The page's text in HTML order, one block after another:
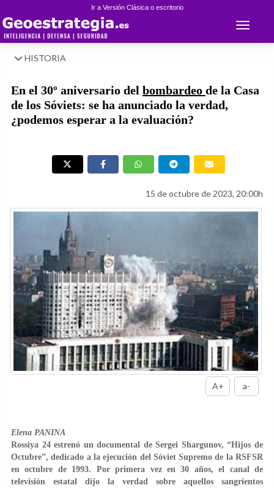
Ir a Versión Clásica o escritorio
Toggle
HISTORIA
En el 30º aniversario del bombardeo de la Casa
de los Sóviets: se ha anunciado la verdad,
¿podemos esperar a la evaluación?
15 de octubre de 2023, 20:00h
A+ a-
Elena PANINA
Rossiya 24 estrenó un documental de Sergei Shargunov, “Hijos de
Octubre”, dedicado a la ejecución del Sóviet Supremo de la RSFSR
en octubre de 1993. Por primera vez en 30 años, el canal de
televisión estatal dijo la verdad sobre aquellos sangrientos